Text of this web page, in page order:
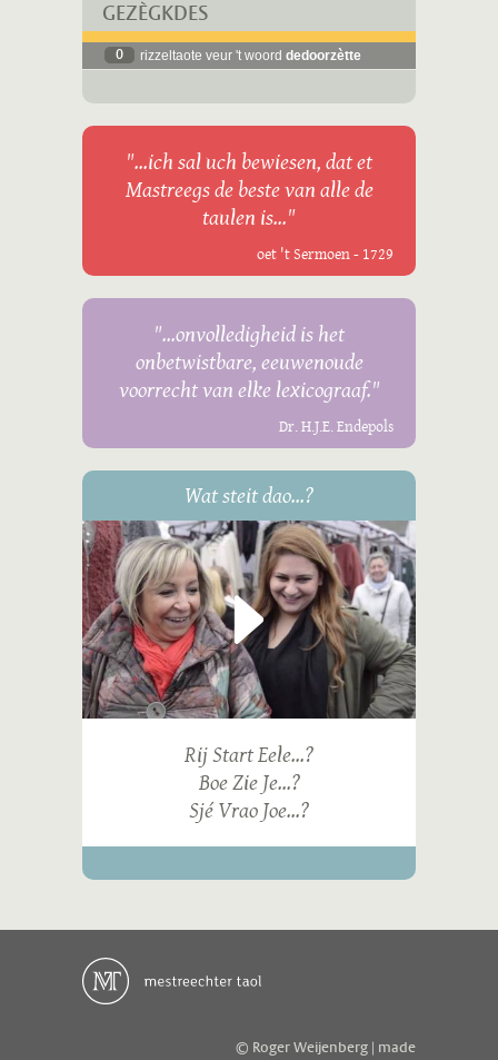
GEZÈGKDES
0 rizzeltaote veur 't woord dedoorzètte
"...ich sal uch bewiesen, dat et
Mastreegs de beste van alle de
taulen is..."
oet 't Sermoen - 1729
"...onvolledigheid is het
onbetwistbare, eeuwenoude
voorrecht van elke lexicograaf."
Dr. H.J.E. Endepols
Wat steit dao...?
Rij Start Eele...?
Boe Zie Je...?
Sjé Vrao Joe...?
© Roger Weijenberg | made